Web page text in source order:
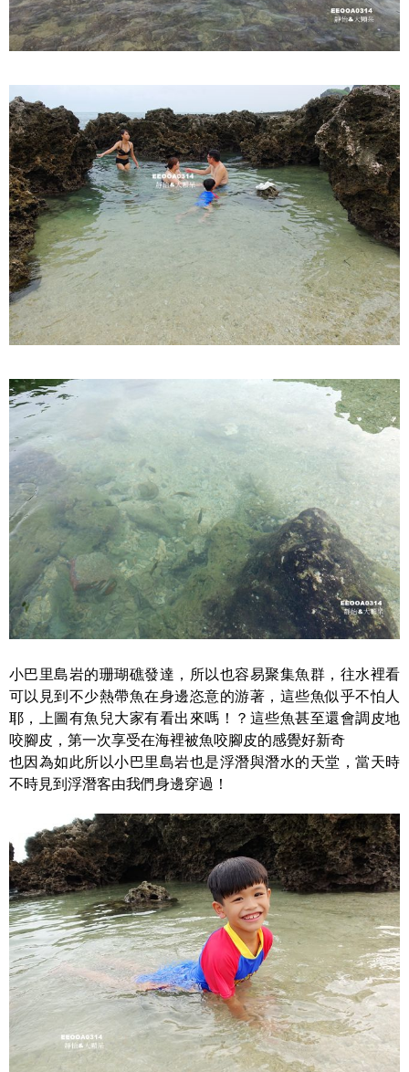
小巴里島岩的珊瑚礁發達，所以也容易聚集魚群，往水裡看
可以見到不少熱帶魚在身邊恣意的游著，這些魚似乎不怕人
耶，上圖有魚兒大家有看出來嗎！？這些魚甚至還會調皮地
咬腳皮，第一次享受在海裡被魚咬腳皮的感覺好新奇
也因為如此所以小巴里島岩也是浮潛與潛水的天堂，當天時
不時見到浮潛客由我們身邊穿過！